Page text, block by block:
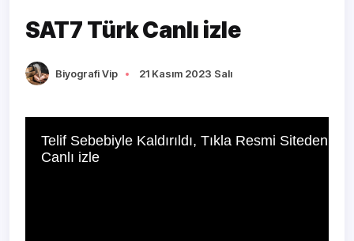
SAT7 Türk Canlı izle
Biyografi Vip 21 Kasım 2023 Salı